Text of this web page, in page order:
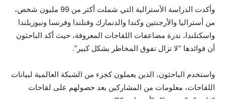
وأكدت الدراسة الأسترالية التي شملت أكثر من 99 مليون شخص،
من أستراليا والأرجنتين وكندا والدنمارك وفنلندا وفرنسا ونيوزيلندا
واسكتلندا، ندرة مضاعفات اللقاحات المعروفة، حيث أكد الباحثون
أن فوائدها “لا تزال تفوق المخاطر بشكل كبير”.
واستخدم الباحثون، الذين يعملون كجزء من الشبكة العالمية لبيانات
اللقاحات، معلومات من المشاركين بعد حصولهم على لقاحات